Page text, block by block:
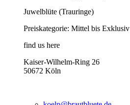
Juwelblüte (Trauringe)
Preiskategorie: Mittel bis Exklusiv
find us here
Kaiser-Wilhelm-Ring 26
50672 Köln